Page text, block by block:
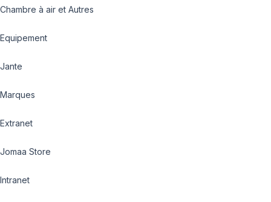
Chambre à air et Autres
Equipement
Jante
Marques
Extranet
Jomaa Store
Intranet